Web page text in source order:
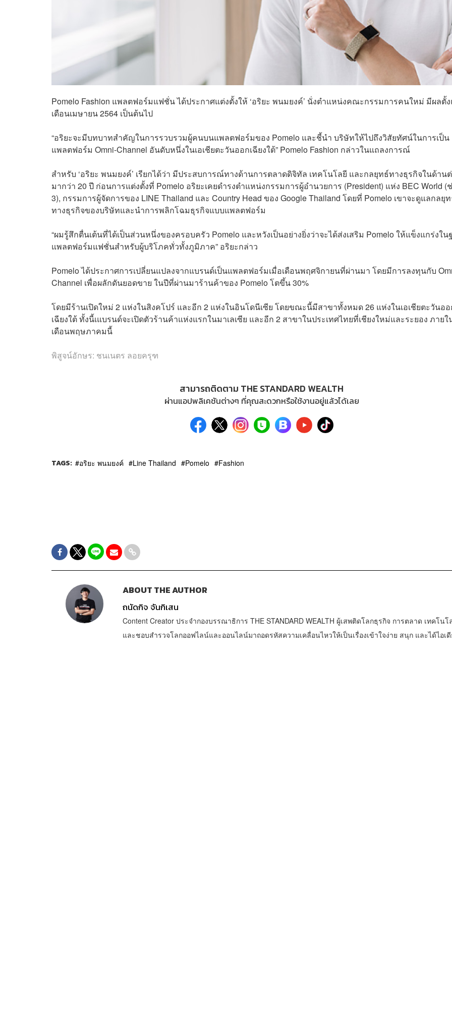
Pomelo Fashion แพลตฟอร์มแฟชั่น ได้ประกาศแต่งตั้งให้ ‘อริยะ พนมยงค์’ นั่งตำแหน่งคณะกรรมการคนใหม่ มีผลตั้
เดือนเมษายน 2564 เป็นต้นไป
“อริยะจะมีบทบาทสำคัญในการรวบรวมผู้คนบนแพลตฟอร์มของ Pomelo และชี้นำ บริษัทให้ไปถึงวิสัยทัศน์ในการเป็น
แพลตฟอร์ม Omni-Channel อันดับหนึ่งในเอเชียตะวันออกเฉียงใต้” Pomelo Fashion กล่าวในแถลงการณ์
สำหรับ ‘อริยะ พนมยงค์’ เรียกได้ว่า มีประสบการณ์ทางด้านการตลาดดิจิทัล เทคโนโลยี และกลยุทธ์ทางธุรกิจในด้าน
มากว่า 20 ปี ก่อนการแต่งตั้งที่ Pomelo อริยะเคยดำรงตำแหน่งกรรมการผู้อำนวยการ (President) แห่ง BEC World (
3), กรรมการผู้จัดการของ LINE Thailand และ Country Head ของ Google Thailand โดยที่ Pomelo เขาจะดูแลกลยุ
ทางธุรกิจของบริษัทและนำการพลิกโฉมธุรกิจแบบแพลตฟอร์ม
“ผมรู้สึกตื่นเต้นที่ได้เป็นส่วนหนึ่งของครอบครัว Pomelo และหวังเป็นอย่างยิ่งว่าจะได้ส่งเสริม Pomelo ให้แข็งแกร่งใน
แพลตฟอร์มแฟชั่นสำหรับผู้บริโภคทั่วทั้งภูมิภาค” อริยะกล่าว
Pomelo ได้ประกาศการเปลี่ยนแปลงจากแบรนด์เป็นแพลตฟอร์มเมื่อเดือนพฤศจิกายนที่ผ่านมา โดยมีการลงทุนกับ
Channel เพื่อผลักดันยอดขาย ในปีที่ผ่านมาร้านค้าของ Pomelo โตขึ้น 30%
โดยมีร้านเปิดใหม่ 2 แห่งในสิงคโปร์ และอีก 2 แห่งในอินโดนีเซีย โดยขณะนี้มีสาขาทั้งหมด 26 แห่งในเอเชียตะวันอ
เฉียงใต้ ทั้งนี้เแบรนด์จะเปิดตัวร้านค้าแห่งแรกในมาเลเซีย และอีก 2 สาขาในประเทศไทยที่เชียงใหม่และระยอง ภายใ
เดือนพฤษภาคมนี้
พิสูจน์อักษร: ชนเนตร ลอยครุฑ
สามารถติดตาม THE STANDARD WEALTH
ผ่านแอปพลิเคชันต่างๆ ที่คุณสะดวกหรือใช้งานอยู่แล้วได้เลย
TAGS: อริยะ พนมยงค์ Line Thailand Pomelo Fashion
ABOUT THE AUTHOR
ถนัดกิจ จันกิเสน
Content Creator ประจำกองบรรณาธิการ THE STANDARD WEALTH ผู้เสพติดโลกธุรกิจ การตลาด เทคโนโ
และชอบสำรวจโลกออฟไลน์และออนไลน์มาถอดรหัสความเคลื่อนไหวให้เป็นเรื่องเข้าใจง่าย สนุก และได้ไอเ